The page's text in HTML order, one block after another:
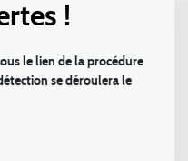
!
le lien de la procédure
se déroulera le